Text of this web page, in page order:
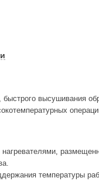
высушивания
температуры